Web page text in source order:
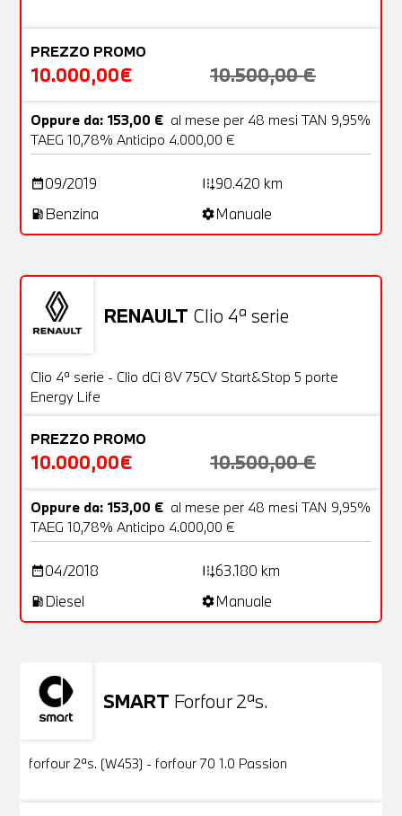
PREZZO PROMO
10.000,00€ 10.500,00 €
Oppure da: 153,00 € al mese per 48 mesi TAN 9,95%
TAEG 10,78% Anticipo 4.000,00 €
date_range09/2019 add_road90.420 km
local_gas_station Benzina settingsManuale
RENAULT Clio 4ª serie
OFFERTA
Usato
Clio 4ª serie - Clio dCi 8V 75CV Start&Stop 5 porte
Energy Life
PREZZO PROMO
10.000,00€ 10.500,00 €
Oppure da: 153,00 € al mese per 48 mesi TAN 9,95%
TAEG 10,78% Anticipo 4.000,00 €
date_range04/2018 add_road63.180 km
local_gas_station Diesel settingsManuale
SMART Forfour 2ªs.
Usato
forfour 2ªs. (W453) - forfour 70 1.0 Passion